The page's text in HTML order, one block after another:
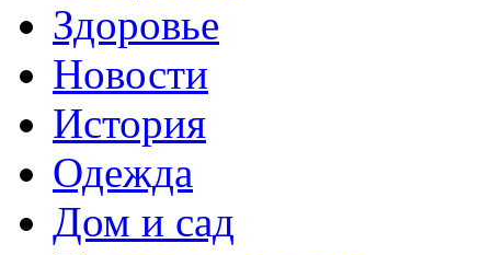
Здоровье
Новости
История
Одежда
Дом и сад